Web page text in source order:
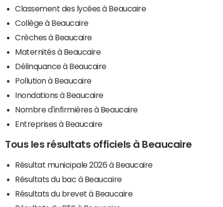
Classement des lycées à Beaucaire
Collège à Beaucaire
Crèches à Beaucaire
Maternités à Beaucaire
Délinquance à Beaucaire
Pollution à Beaucaire
Inondations à Beaucaire
Nombre d'infirmières à Beaucaire
Entreprises à Beaucaire
Tous les résultats officiels à Beaucaire
Résultat municipale 2026 à Beaucaire
Résultats du bac à Beaucaire
Résultats du brevet à Beaucaire